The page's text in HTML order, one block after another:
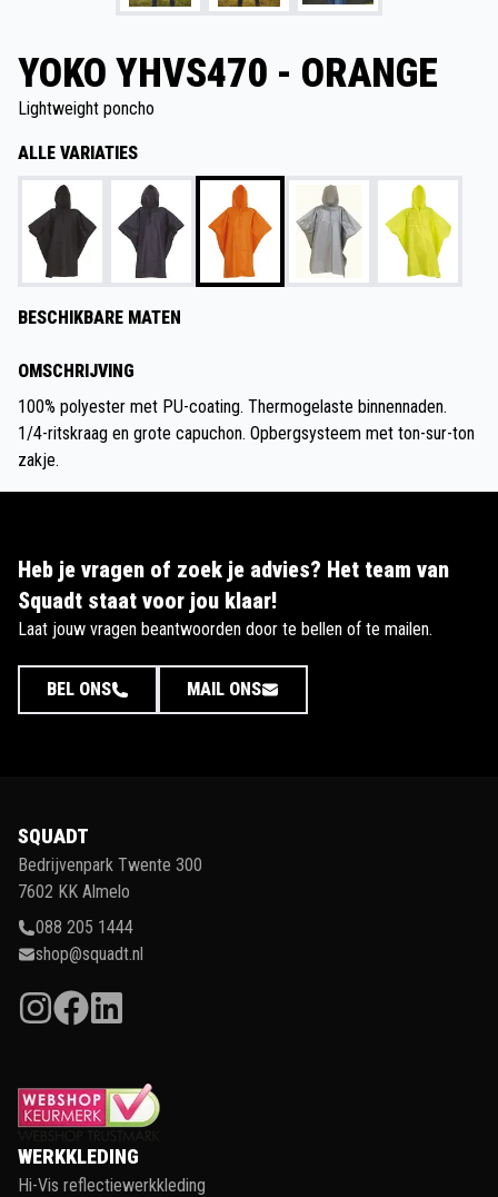
YOKO YHVS470 - ORANGE
Lightweight poncho
ALLE VARIATIES
BESCHIKBARE MATEN
OMSCHRIJVING
100% polyester met PU-coating. Thermogelaste binnennaden.
1/4-ritskraag en grote capuchon. Opbergsysteem met ton-sur-ton
zakje.
Heb je vragen of zoek je advies? Het team van
Squadt staat voor jou klaar!
Laat jouw vragen beantwoorden door te bellen of te mailen.
BEL ONS MAIL ONS
SQUADT
Bedrijvenpark Twente 300
7602 KK Almelo
088 205 1444
shop@squadt.nl
WERKKLEDING
Hi-Vis reflectiewerkkleding